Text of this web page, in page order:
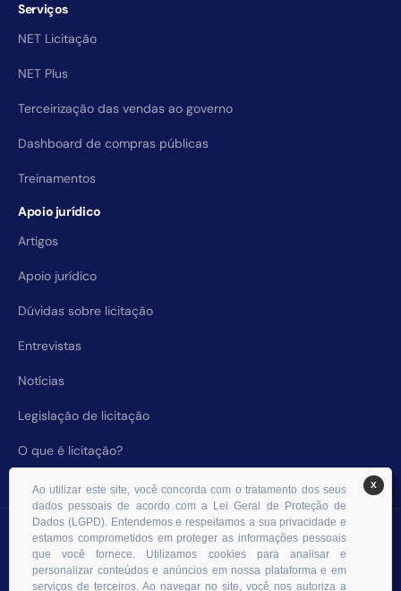
Serviços
NET Licitação
NET Plus
Terceirização das vendas ao governo
Dashboard de compras públicas
Treinamentos
Apoio jurídico
Artigos
Apoio jurídico
Dúvidas sobre licitação
Entrevistas
Notícias
Legislação de licitação
O que é licitação?
© 2026 RHS Licitações. Todos os direitos reservados.
X
Ao utilizar este site, você concorda com o tratamento dos seus
dados pessoais de acordo com a Lei Geral de Proteção de
Dados (LGPD). Entendemos e respeitamos a sua privacidade e
estamos comprometidos em proteger as informações pessoais
que você fornece. Utilizamos cookies para analisar e
personalizar conteúdos e anúncios em nossa plataforma e em
serviços de terceiros. Ao navegar no site, você nos autoriza a